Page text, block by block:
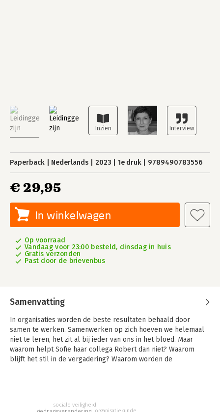
Paperback Nederlands 2023 1e druk 9789490783556
€ 29,95
In winkelwagen
Op voorraad
Vandaag voor 23:00 besteld, dinsdag in huis
Gratis verzonden
Past door de brievenbus
Samenvatting
In organisaties worden de beste resultaten behaald door
samen te werken. Samenwerken op zich hoeven we helemaal
niet te leren, het zit al bij ieder van ons in het bloed. Maar
waarom helpt Sofie haar collega Robert dan niet? Waarom
blijft het stil in de vergadering? Waarom worden de
Wees gerust, het ligt niet aan jouw managementstijl, niet aan je
sociale veiligheid
organisatiekunde